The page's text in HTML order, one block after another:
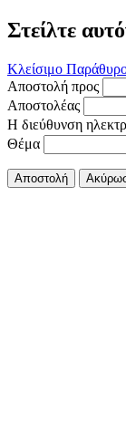
Στείλτε
Κλείσιμο
Αποστολή προς
Αποστολέας
Η διεύθυνση
Θέμα
Αποστολή